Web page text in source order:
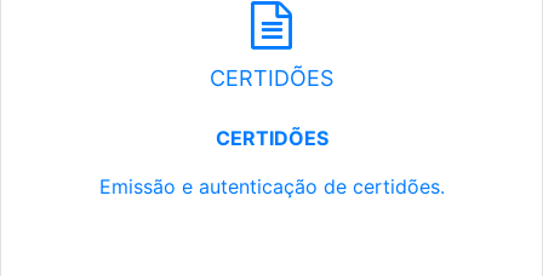
CERTIDÕES
CERTIDÕES
Emissão e autenticação de certidões.